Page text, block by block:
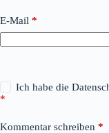
E-Mail *
Ich habe die
*
Kommentar schreiben *